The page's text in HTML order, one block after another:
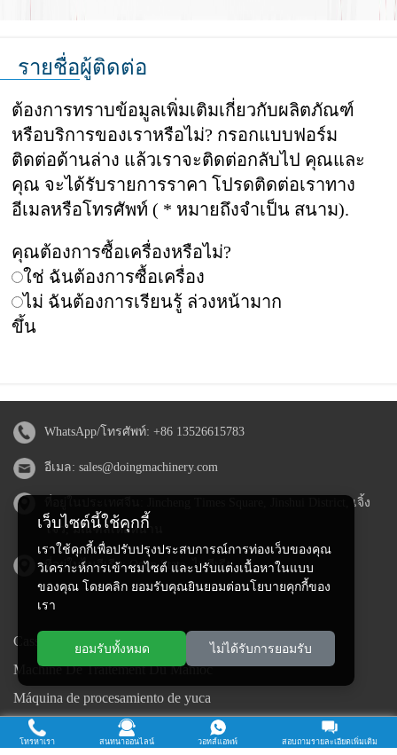
รายชื่อผู้ติดต่อ
ต้องการทราบข้อมูลเพิ่มเติมเกี่ยวกับผลิตภัณฑ์
หรือบริการของเราหรือไม่? กรอกแบบฟอร์ม
ติดต่อด้านล่าง แล้วเราจะติดต่อกลับไป คุณและ
คุณ จะได้รับรายการราคา โปรดติดต่อเราทาง
อีเมลหรือโทรศัพท์ ( * หมายถึงจำเป็น สนาม).
คุณต้องการซื้อเครื่องหรือไม่?
ใช่ ฉันต้องการซื้อเครื่อง
ไม่ ฉันต้องการเรียนรู้ ล่วงหน้ามาก
ขึ้น
WhatsApp/โทรศัพท์: +86 13526615783
อีเมล: sales@doingmachinery.com
ที่อยู่ในประเทศจีน: Jincheng Times Square, Jinshui District, เจิ้ง
โจว, มณฑลเหอหนาน
ที่อยู่ในไนจีเรีย: Ogun State, ไนจีเรีย
Cassava Processing Machine
Machine De Traitement Du Manioc
Máquina de procesamiento de yuca
Máy chế biến sắn
เว็บไซต์นี้ใช้คุกกี้
เราใช้คุกกี้เพื่อปรับปรุงประสบการณ์การท่องเว็บของคุณ
วิเคราะห์การเข้าชมไซต์ และปรับแต่งเนื้อหาในแบบ
ของคุณ โดยคลิก ยอมรับคุณยินยอมต่อนโยบายคุกกี้ของ
เรา
ยอมรับทั้งหมด ไม่ได้รับการยอมรับ
โทรหาเรา สนทนาออนไลน์ วอทส์แอพพ์ สอบถามรายละเอียดเพิ่มเติม